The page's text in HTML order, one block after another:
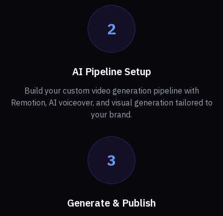
2
AI Pipeline Setup
Build your custom video generation pipeline with
Remotion, AI voiceover, and visual generation tailored to
your brand.
3
Generate & Publish